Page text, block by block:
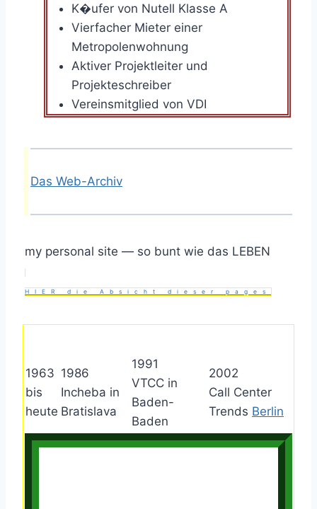
K�ufer von Nutell Klasse A
Vierfacher Mieter einer
Metropolenwohnung
Aktiver Projektleiter und
Projekteschreiber
Vereinsmitglied von VDI
Das Web-Archiv
my personal site — so bunt wie das LEBEN
HIER die Absicht dieser pages
1963
bis
heute
1986
Incheba in
Bratislava
1991
VTCC in
Baden-
Baden
2002
Call Center
Trends Berlin